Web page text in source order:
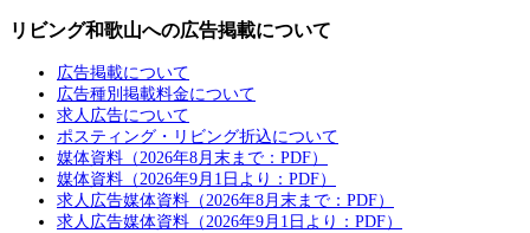
リビング和歌山への広告掲載について
広告掲載について
広告種別掲載料金について
求人広告について
ポスティング・リビング折込について
媒体資料（2026年8月末まで：PDF）
媒体資料（2026年9月1日より：PDF）
求人広告媒体資料（2026年8月末まで：PDF）
求人広告媒体資料（2026年9月1日より：PDF）